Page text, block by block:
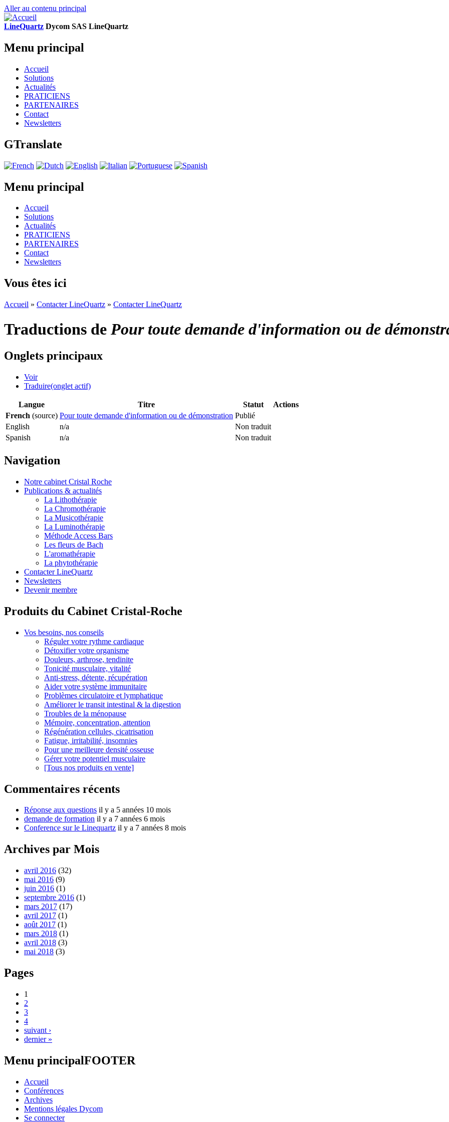
Aller au contenu principal
LineQuartz Dycom SAS LineQuartz
Menu principal
Accueil
Solutions
Actualités
PRATICIENS
PARTENAIRES
Contact
Newsletters
GTranslate
Menu principal
Accueil
Solutions
Actualités
PRATICIENS
PARTENAIRES
Contact
Newsletters
Vous êtes ici
Accueil » Contacter LineQuartz » Contacter LineQuartz
Traductions de Pour toute demande d'information ou de
Onglets principaux
Voir
Traduire(onglet actif)
Langue Titre Statut
Actions
French (source) Pour toute demande d'information ou de démonstration Publié
English
n/a
Non traduit
Spanish
n/a Non traduit
Navigation
Notre cabinet Cristal Roche
Publications & actualités
La Lithothérapie
La Chromothérapie
La Musicothérapie
La Luminothérapie
Méthode Access Bars
Les fleurs de Bach
L'aromathérapie
La phytothérapie
Contacter LineQuartz
Newsletters
Devenir membre
Produits du Cabinet Cristal-Roche
Vos besoins, nos conseils
Réguler votre rythme cardiaque
Détoxifier votre organisme
Douleurs, arthrose, tendinite
Tonicité musculaire, vitalité
Anti-stress, détente, récupération
Aider votre système immunitaire
Problèmes circulatoire et lymphatique
Améliorer le transit intestinal & la digestion
Troubles de la ménopause
Mémoire, concentration, attention
Régénération cellules, cicatrisation
Fatigue, irritabilité, insomnies
Pour une meilleure densité osseuse
Gérer votre potentiel musculaire
[Tous nos produits en vente]
Commentaires récents
Réponse aux questions il y a 5 années 10 mois
demande de formation il y a 7 années 6 mois
Conference sur le Linequartz il y a 7 années 8 mois
Archives par Mois
avril 2016 (32)
mai 2016 (9)
juin 2016 (1)
septembre 2016 (1)
mars 2017 (17)
avril 2017 (1)
août 2017 (1)
mars 2018 (1)
avril 2018 (3)
mai 2018 (3)
Pages
1
2
3
4
suivant ›
dernier »
Menu principalFOOTER
Accueil
Conférences
Archives
Mentions légales Dycom
Se connecter